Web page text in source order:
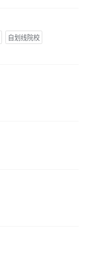
自划线院校